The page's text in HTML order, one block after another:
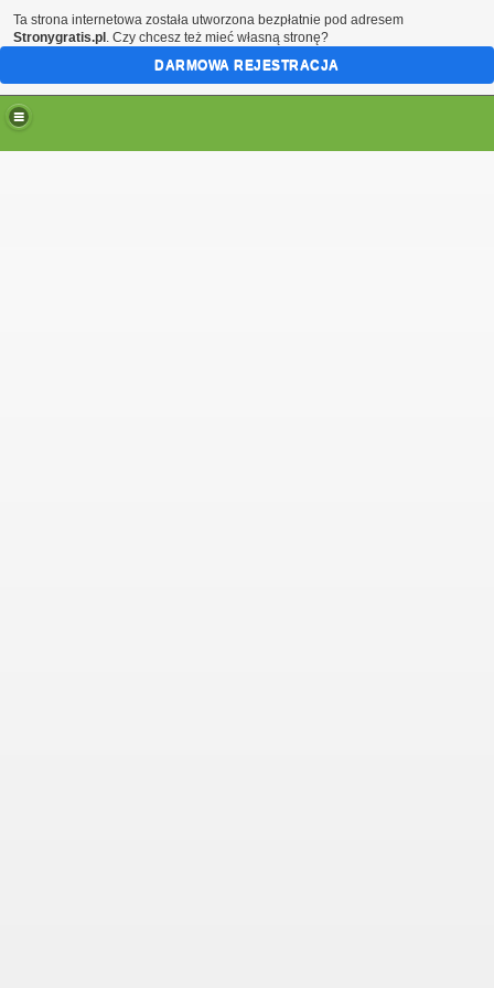
Ta strona internetowa została utworzona bezpłatnie pod adresem
Stronygratis.pl . Czy chcesz też mieć własną stronę?
DARMOWA REJESTRACJA